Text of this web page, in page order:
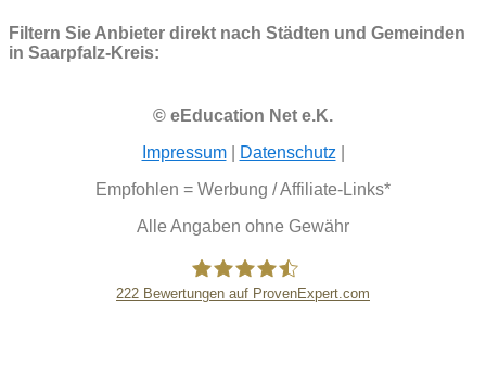
Filtern Sie Anbieter direkt nach Städten und Gemeinden
in Saarpfalz-Kreis:
© eEducation Net e.K.
Impressum| Datenschutz
Empfohlen = Werbung / Affiliate-Links*
Alle Angaben ohne Gewähr
222 Bewertungen auf ProvenExpert.com